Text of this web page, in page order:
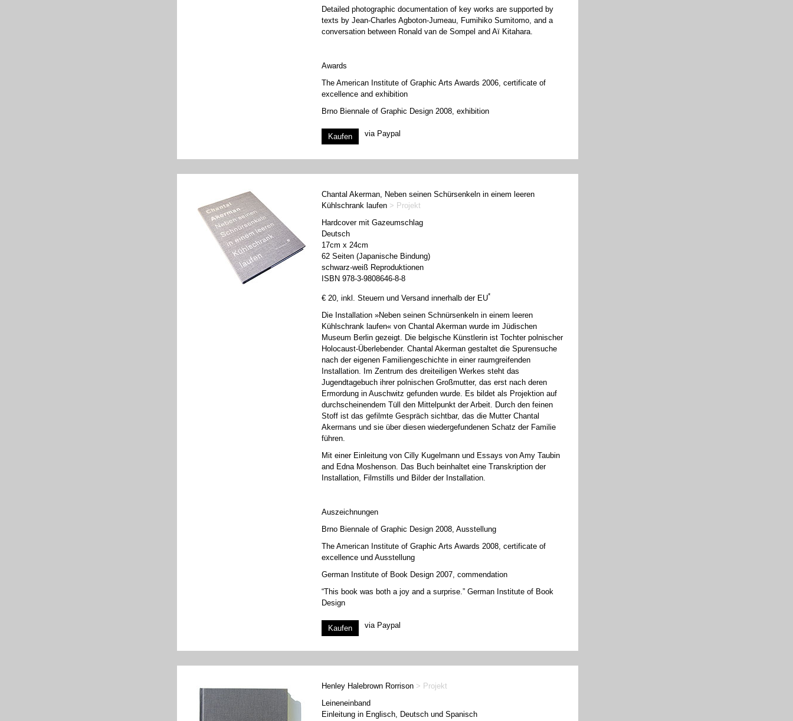
Detailed photographic documentation of key works are supported by
texts by Jean-Charles Agboton-Jumeau, Fumihiko Sumitomo, and a
conversation between Ronald van de Sompel and Aï Kitahara.
Awards
The American Institute of Graphic Arts Awards 2006, certificate of
excellence and exhibition
Brno Biennale of Graphic Design 2008, exhibition
via Paypal
Chantal Akerman, Neben seinen Schürsenkeln in einem leeren
Kühlschrank laufen > Projekt
Hardcover mit Gazeumschlag
Deutsch
17cm x 24cm
62 Seiten (Japanische Bindung)
schwarz-weiß Reproduktionen
ISBN 978-3-9808646-8-8
€ 20, inkl. Steuern und Versand innerhalb der EU*
Die Installation »Neben seinen Schnürsenkeln in einem leeren
Kühlschrank laufen« von Chantal Akerman wurde im Jüdischen
Museum Berlin gezeigt. Die belgische Künstlerin ist Tochter polnischer
Holocaust-Überlebender. Chantal Akerman gestaltet die Spurensuche
nach der eigenen Familiengeschichte in einer raumgreifenden
Installation. Im Zentrum des dreiteiligen Werkes steht das
Jugendtagebuch ihrer polnischen Großmutter, das erst nach deren
Ermordung in Auschwitz gefunden wurde. Es bildet als Projektion auf
durchscheinendem Tüll den Mittelpunkt der Arbeit. Durch den feinen
Stoff ist das gefilmte Gespräch sichtbar, das die Mutter Chantal
Akermans und sie über diesen wiedergefundenen Schatz der Familie
führen.
Mit einer Einleitung von Cilly Kugelmann und Essays von Amy Taubin
and Edna Moshenson. Das Buch beinhaltet eine Transkription der
Installation, Filmstills und Bilder der Installation.
Auszeichnungen
Brno Biennale of Graphic Design 2008, Ausstellung
The American Institute of Graphic Arts Awards 2008, certificate of
excellence und Ausstellung
German Institute of Book Design 2007, commendation
“This book was both a joy and a surprise.” German Institute of Book
Design
via Paypal
Henley Halebrown Rorrison > Projekt
Leineneinband
Einleitung in Englisch, Deutsch und Spanisch